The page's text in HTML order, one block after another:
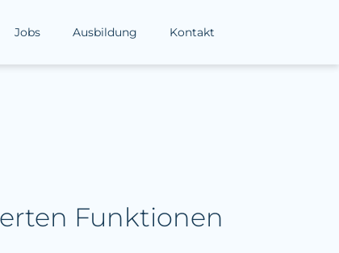
Jobs Ausbildung Kontakt
Funktionen